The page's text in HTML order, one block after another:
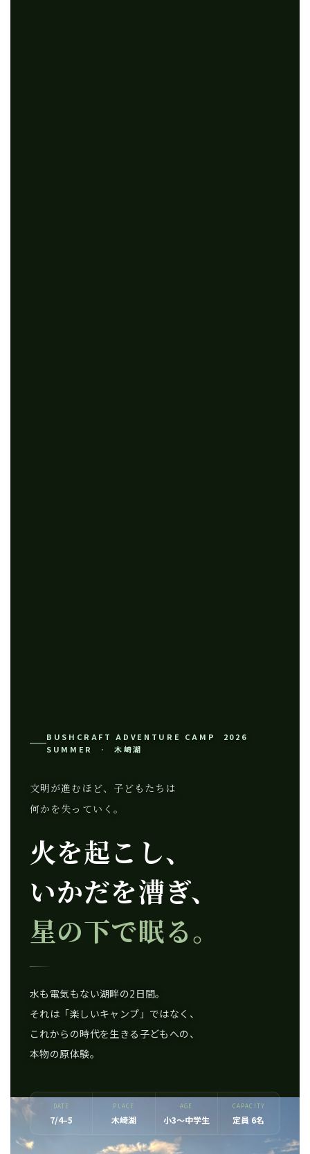
BUSHCRAFT ADVENTURE CAMP 2026
SUMMER · 木崎湖
文明が進むほど、子どもたちは
何かを失っていく。
火を起こし、
いかだを漕ぎ、
星の下で眠る。
水も電気もない湖畔の2日間。
それは「楽しいキャンプ」ではなく、
これからの時代を生きる子どもへの、
本物の原体験。
DATE
7/4–5
PLACE
木崎湖
AGE
小3〜中学生
CAPACITY
定員 6名